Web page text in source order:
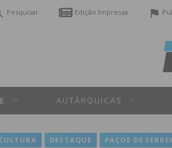
Pesquisar Edição Impressa
AUTÁRQUICAS
CULTURA DESTAQUE PAÇOS DE